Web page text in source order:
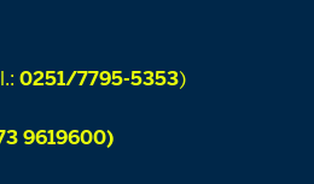
0251/7795-5353)
9619600)